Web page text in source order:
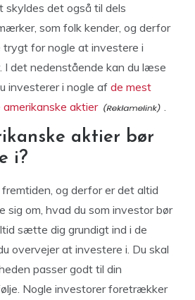
det også til dels
som folk kender, og derfor
for nogle at investere i
I det nedenstående kan du læse
investerer i nogle af de mest
aktier
.
aktier bør
i?
og derfor er det altid
sig om, hvad du som investor bør
sætte dig grundigt ind i de
overvejer at investere i. Du skal
passer godt til din
Nogle investorer foretrækker